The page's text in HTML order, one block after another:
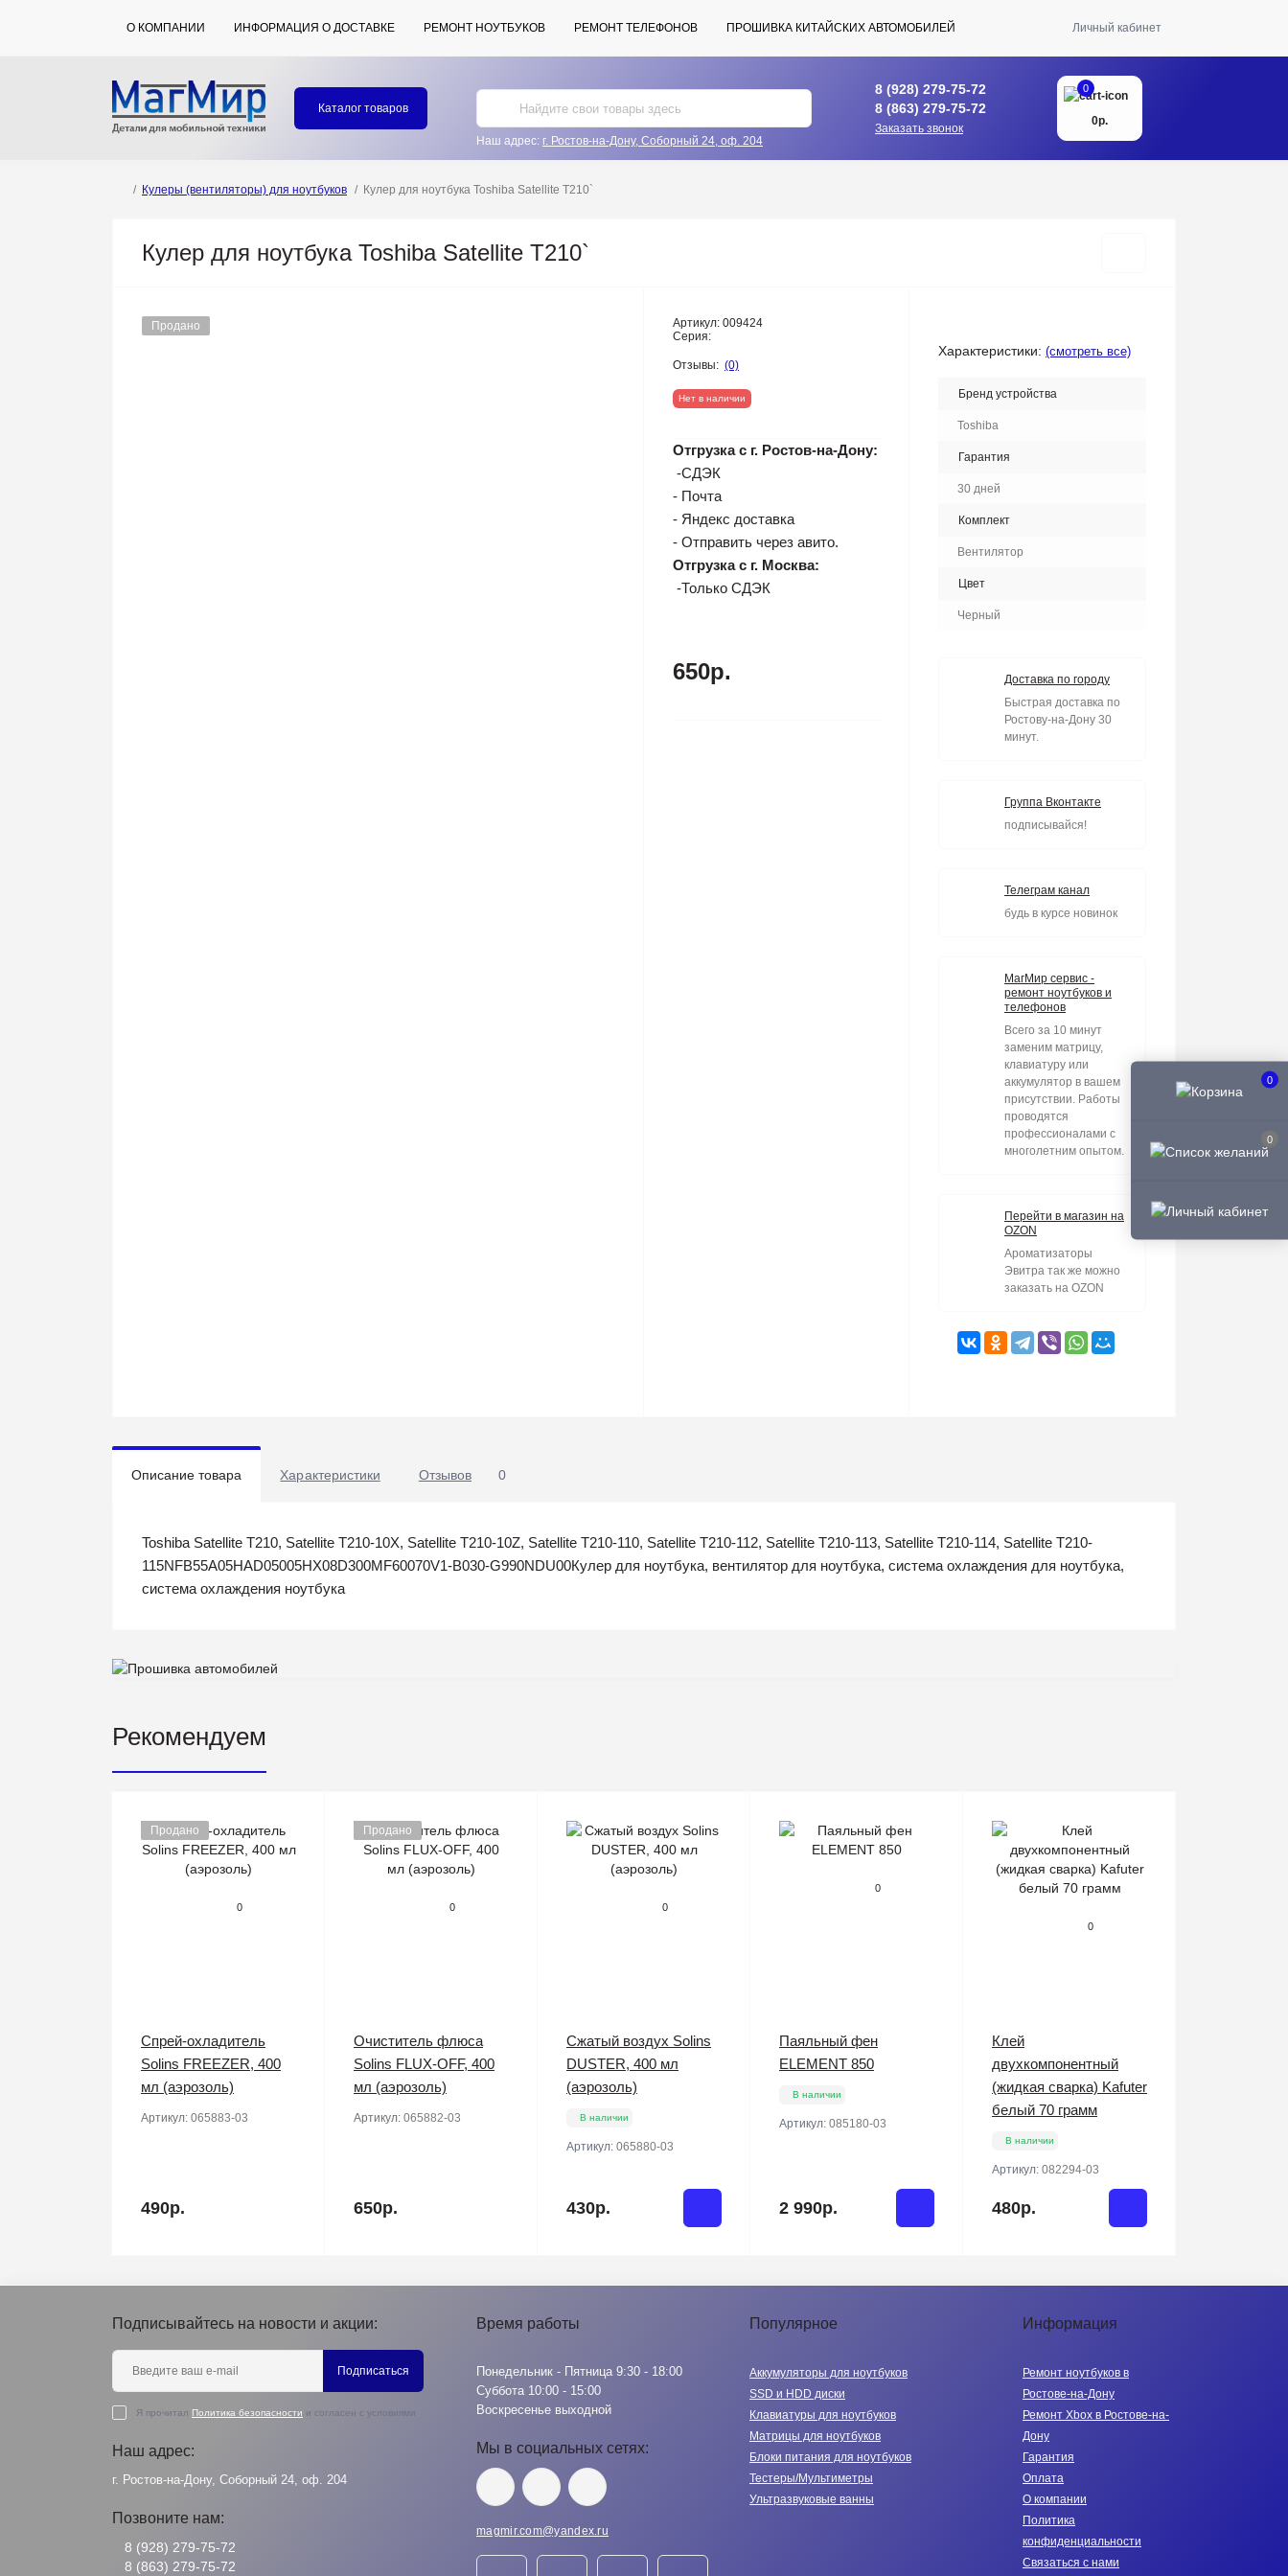
0
0
О КОМПАНИИ ИНФОРМАЦИЯ О ДОСТАВКЕ РЕМОНТ НОУТБУКОВ РЕМОНТ ТЕЛЕФОНОВ ПРОШИВКА КИТАЙСКИХ АВТОМОБИЛЕЙ Личный кабинет
Каталог товаров
Наш адрес: г. Ростов-на-Дону, Соборный 24, оф. 204
8 (928) 279-75-72
8 (863) 279-75-72
Заказать звонок
0
0р.
Кулеры (вентиляторы) для ноутбуков Кулер для ноутбука Toshiba Satellite T210`
Кулер для ноутбука Toshiba Satellite T210`
Продано Артикул: 009424
Серия:
Отзывы: (0)
Нет в наличии
Отгрузка с г. Ростов-на-Дону:
-СДЭК
- Почта
- Яндекс доставка
- Отправить через авито.
Отгрузка с г. Москва:
-Только СДЭК
650р.
Характеристики: (смотреть все)
Бренд устройства
Toshiba
Гарантия
30 дней
Комплект
Вентилятор
Цвет
Черный
Доставка по городу
Быстрая доставка по
Ростову-на-Дону 30
минут.
Группа Вконтакте
подписывайся!
Телеграм канал
будь в курсе новинок
МагМир сервис -
ремонт ноутбуков и
телефонов
Всего за 10 минут
заменим матрицу,
клавиатуру или
аккумулятор в вашем
присутствии. Работы
проводятся
профессионалами с
многолетним опытом.
Перейти в магазин на
OZON
Ароматизаторы
Эвитра так же можно
заказать на OZON
Описание товара Характеристики Отзывов 0
Toshiba Satellite T210, Satellite T210-10X, Satellite T210-10Z, Satellite T210-110, Satellite T210-112, Satellite T210-113, Satellite T210-114, Satellite T210-
115NFB55A05HAD05005HX08D300MF60070V1-B030-G990NDU00Кулер для ноутбука, вентилятор для ноутбука, система охлаждения для ноутбука,
система охлаждения ноутбука
Рекомендуем
Продано
0
Спрей-охладитель
Solins FREEZER, 400
мл (аэрозоль)
Артикул: 065883-03
490р.
Продано
0
Очиститель флюса
Solins FLUX-OFF, 400
мл (аэрозоль)
Артикул: 065882-03
650р.
0
Сжатый воздух Solins
DUSTER, 400 мл
(аэрозоль)
В наличии
Артикул: 065880-03
430р.
0
Паяльный фен
ELEMENT 850
В наличии
Артикул: 085180-03
2 990р.
0
Клей
двухкомпонентный
(жидкая сварка) Kafuter
белый 70 грамм
В наличии
Артикул: 082294-03
480р.
Подписывайтесь на новости и акции:
Подписаться
Я прочитал Политика безопасности и согласен с условиями
Наш адрес:
г. Ростов-на-Дону, Соборный 24, оф. 204
Позвоните нам:
8 (928) 279-75-72
8 (863) 279-75-72
Время работы
Понедельник - Пятница 9:30 - 18:00
Суббота 10:00 - 15:00
Воскресенье выходной
Мы в социальных сетях:
magmir.com@yandex.ru
Популярное
Аккумуляторы для ноутбуков
SSD и HDD диски
Клавиатуры для ноутбуков
Матрицы для ноутбуков
Блоки питания для ноутбуков
Тестеры/Мультиметры
Ультразвуковые ванны
Информация
Ремонт ноутбуков в
Ростове-на-Дону
Ремонт Xbox в Ростове-на-
Дону
Гарантия
Оплата
О компании
Политика
конфиденциальности
Связаться с нами